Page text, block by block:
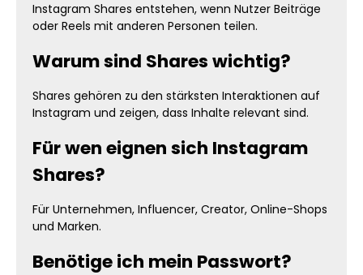
Instagram Shares entstehen, wenn Nutzer Beiträge
oder Reels mit anderen Personen teilen.
Warum sind Shares wichtig?
Shares gehören zu den stärksten Interaktionen auf
Instagram und zeigen, dass Inhalte relevant sind.
Für wen eignen sich Instagram
Shares?
Für Unternehmen, Influencer, Creator, Online-Shops
und Marken.
Benötige ich mein Passwort?